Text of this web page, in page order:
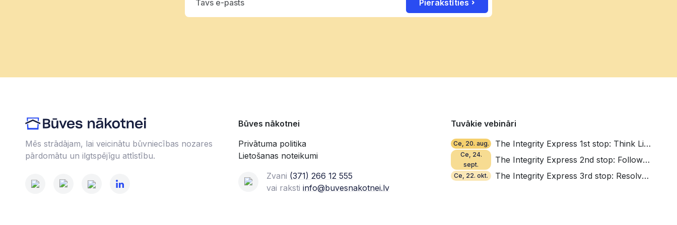
Pierakstīties
Mēs strādājam, lai veicinātu būvniecības nozares
pārdomātu un ilgtspējīgu attīstību.
Būves nākotnei
Privātuma politika
Lietošanas noteikumi
Zvani (371) 266 12 555‬
vai raksti info@buvesnakotnei.lv
Tuvākie vebināri
Ce, 20. aug. The Integrity Express 1st stop: Think Like a Thief
Ce, 24.
sept.
The Integrity Express 2nd stop: Follow the Money, Find the Red Flags
Ce, 22. okt. The Integrity Express 3rd stop: Resolve, Repair, Reinforce